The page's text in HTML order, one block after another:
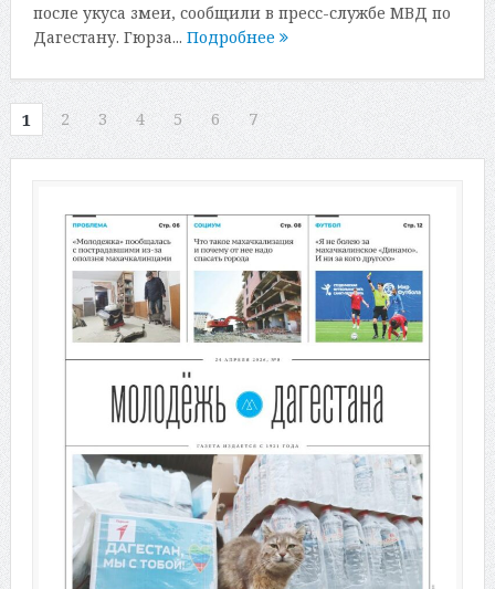
после укуса змеи, сообщили в пресс-службе МВД по
Дагестану. Гюрза... Подробнее
1 2 3 4 5 6 7